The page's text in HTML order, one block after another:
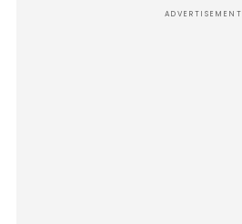
ADVERTISEMENT